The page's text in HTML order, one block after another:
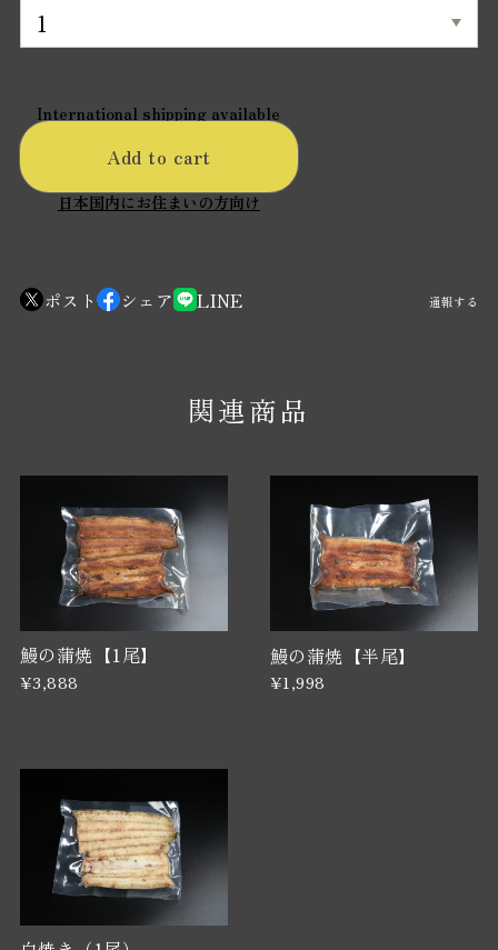
International shipping available
Add to cart
日本国内にお住まいの方向け
ポスト シェア LINE 通報する
関連商品
鰻の蒲焼【1尾】
¥3,888
鰻の蒲焼【半尾】
¥1,998